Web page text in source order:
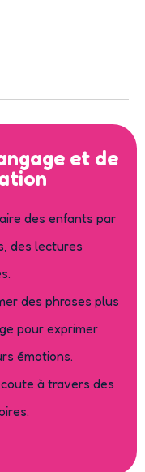
et de
des enfants par
des lectures
des phrases plus
pour exprimer
émotions.
à travers des